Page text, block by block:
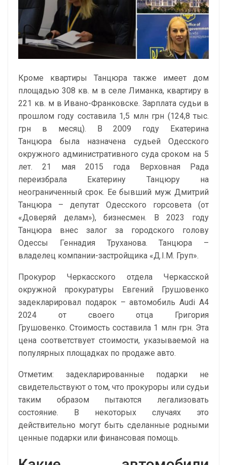
Кроме квартиры Танцюра также имеет дом
площадью 308 кв. м в селе Лиманка, квартиру в
221 кв. м в Ивано-Франковске. Зарплата судьи в
прошлом году составила 1,5 млн грн (124,8 тыс.
грн в месяц). В 2009 году Екатерина
Танцюра была назначена судьей Одесского
окружного административного суда сроком на 5
лет. 21 мая 2015 года Верховная Рада
переизбрала Екатерину Танцюру на
неограниченный срок. Ее бывший муж Дмитрий
Танцюра – депутат Одесского горсовета (от
«Доверяй делам»), бизнесмен. В 2023 году
Танцюра внес залог за городского голову
Одессы Геннадия Труханова. Танцюра –
владелец компании-застройщика «Д.І.М. Груп».
Прокурор Черкасского отдела Черкасской
окружной прокуратуры Евгений Грушовенко
задекларировал подарок – автомобиль Audi А4
2024 от своего отца Григория
Грушовенко. Стоимость составила 1 млн грн. Эта
цена соответствует стоимости, указываемой на
популярных площадках по продаже авто.
Отметим: задекларированные подарки не
свидетельствуют о том, что прокуроры или судьи
таким образом пытаются легализовать
состояние. В некоторых случаях это
действительно могут быть сделанные родными
ценные подарки или финансовая помощь.